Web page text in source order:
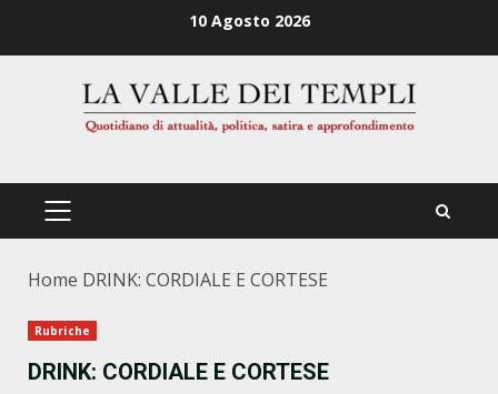
10 Agosto 2026
PRIMÄRES
Home DRINK: CORDIALE E CORTESE
Rubriche
DRINK: CORDIALE E CORTESE